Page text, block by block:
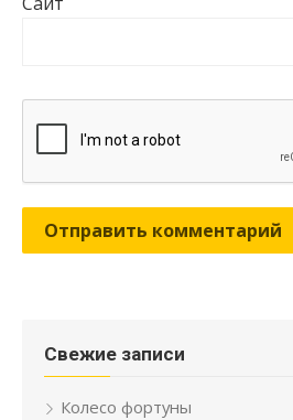
Свежие записи
Колесо фортуны